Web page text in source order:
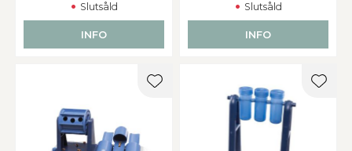
Slutsåld
INFO
Slutsåld
INFO
Lägg till i favoriter